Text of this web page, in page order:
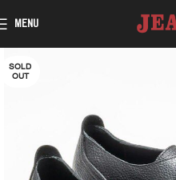
MENU
SOLD
OUT